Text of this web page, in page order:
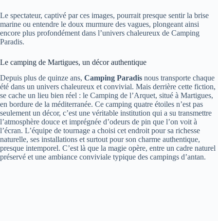
Le spectateur, captivé par ces images, pourrait presque sentir la brise
marine ou entendre le doux murmure des vagues, plongeant ainsi
encore plus profondément dans l’univers chaleureux de Camping
Paradis.
Le camping de Martigues, un décor authentique
Depuis plus de quinze ans, Camping Paradis nous transporte chaque
été dans un univers chaleureux et convivial. Mais derrière cette fiction,
se cache un lieu bien réel : le Camping de l’Arquet, situé à Martigues,
en bordure de la méditerranée. Ce camping quatre étoiles n’est pas
seulement un décor, c’est une véritable institution qui a su transmettre
l’atmosphère douce et imprégnée d’odeurs de pin que l’on voit à
l’écran. L’équipe de tournage a choisi cet endroit pour sa richesse
naturelle, ses installations et surtout pour son charme authentique,
presque intemporel. C’est là que la magie opère, entre un cadre naturel
préservé et une ambiance conviviale typique des campings d’antan.